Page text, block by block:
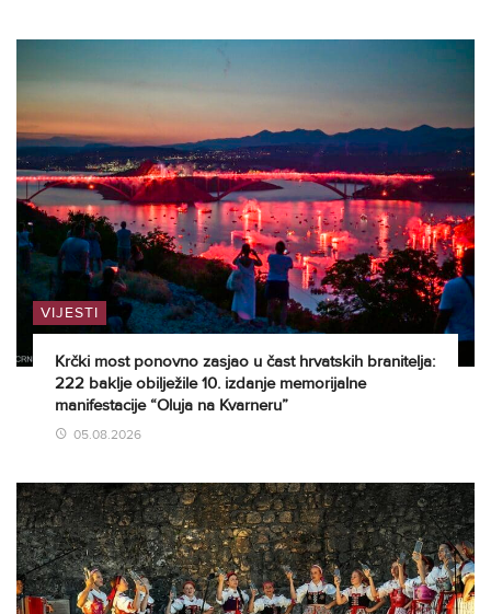
VIJESTI
Krčki most ponovno zasjao u čast hrvatskih branitelja:
222 baklje obilježile 10. izdanje memorijalne
manifestacije “Oluja na Kvarneru”
05.08.2026